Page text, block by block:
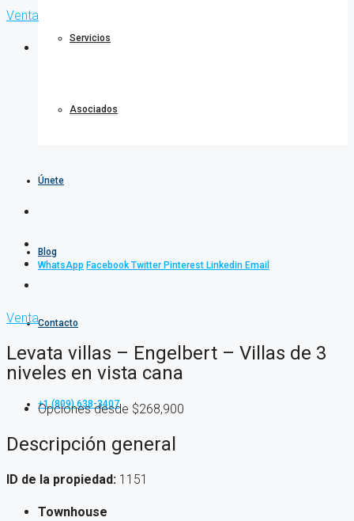
Servicios
Asociados
Únete
Blog
Contacto
+1 (809) 638-3407
Venta
WhatsApp Facebook Twitter Pinterest Linkedin Email
Venta
Levata villas – Engelbert – Villas de 3
niveles en vista cana
Opciones desde $268,900
Descripción general
ID de la propiedad: 1151
Townhouse